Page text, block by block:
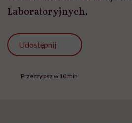
Laboratoryjnych.
Udostępnij
Przeczytasz w 10 min